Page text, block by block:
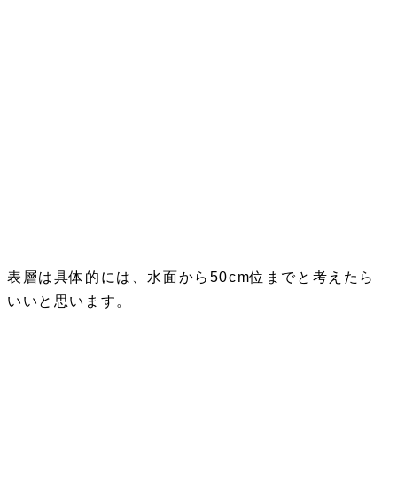
表層は具体的には、水面から50cm位までと考えたら
いいと思います。